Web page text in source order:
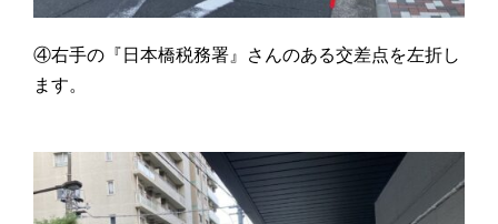
④右手の『日本橋税務署』さんのある交差点を左折し
ます。